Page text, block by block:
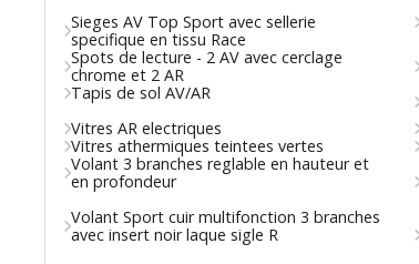
Sieges AV Top Sport avec sellerie
specifique en tissu Race
Spots de lecture - 2 AV avec cerclage
chrome et 2 AR
Tapis de sol AV/AR
Vitres AR electriques
Vitres athermiques teintees vertes
Volant 3 branches reglable en hauteur et
en profondeur
Volant Sport cuir multifonction 3 branches
avec insert noir laque sigle R